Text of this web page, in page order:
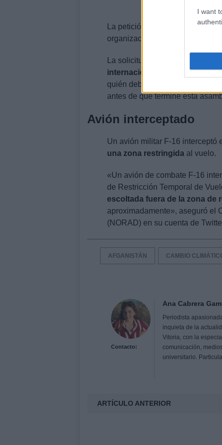
I want
La petición está contenida en
organización por el ministro de
La solicitud
no garantiza que
internacionales,
pues
quién debe intervenir en
antes de que termine esta
Avión interceptado
Un avión militar F-16 interceptó
una zona restringida al vuelo.
«Un avión de combate F-16
de Restricción Temporal de
escoltada fuera de la zona de
aproximadamente», aseguró el
(NORAD) en su cuenta de
AFGANISTÁN CAMBIO
Contacto:
Ana Cabrera
Periodista
inquieta de la
Vitoria, con la
comunicación,
universitario.
ARTÍCULO ANTERIOR